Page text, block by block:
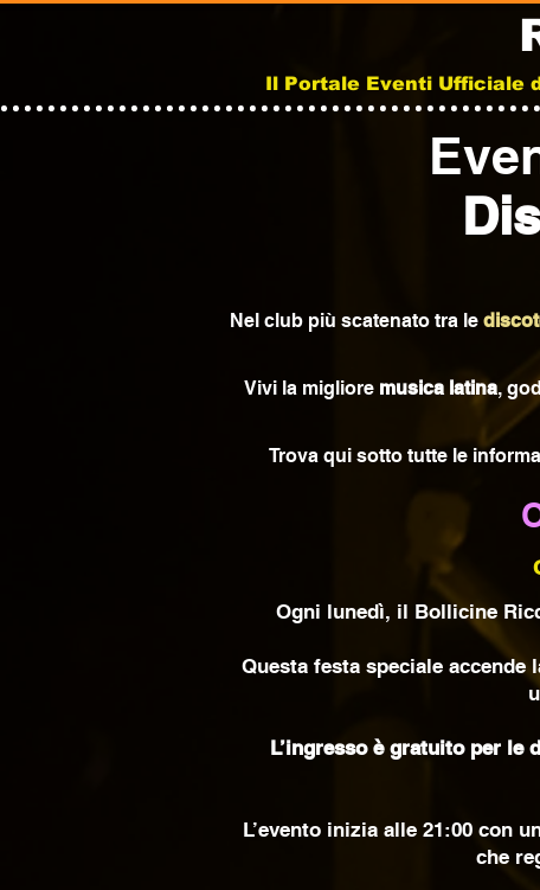
Il Portale Eventi Ufficiale
Nel club più scatenato tra le
Vivi la migliore musica latina,
Trova qui sotto tutte le
Ogni lunedì, il Bollicine
Questa festa speciale accende
L’ingresso è gratuito per le
L’evento inizia alle 21:00 con
che